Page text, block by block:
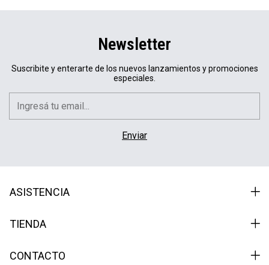
Newsletter
Suscribite y enterarte de los nuevos lanzamientos y promociones
especiales.
ASISTENCIA
TIENDA
CONTACTO